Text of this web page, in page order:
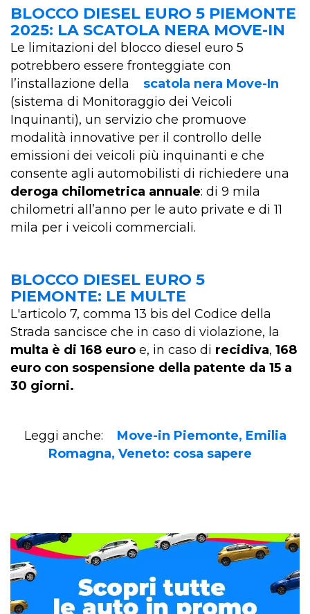
BLOCCO DIESEL EURO 5 PIEMONTE
2025: LA SCATOLA NERA MOVE-IN
Le limitazioni del blocco diesel euro 5
potrebbero essere fronteggiate con
l’installazione della
scatola nera Move-In
(sistema di Monitoraggio dei Veicoli
Inquinanti), un servizio che promuove
modalità innovative per il controllo delle
emissioni dei veicoli più inquinanti e che
consente agli automobilisti di richiedere una
deroga chilometrica annuale: di 9 mila
chilometri all’anno per le auto private e di 11
mila per i veicoli commerciali.
BLOCCO DIESEL EURO 5
PIEMONTE: LE MULTE
L'articolo 7, comma 13 bis del Codice della
Strada sancisce che in caso di violazione, la
multa è di 168 euro e, in caso di recidiva, 168
euro con sospensione della patente da 15 a
30 giorni.
Leggi anche:
Move-in Piemonte, Emilia
Romagna, Veneto: cosa sapere